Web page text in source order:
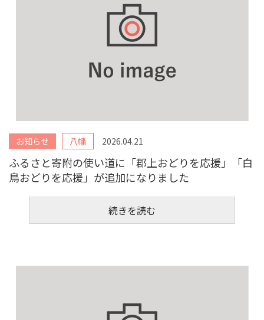
お知らせ 八幡 2026.04.21
ふるさと寄附の使い道に「郡上おどりを応援」「白
鳥おどりを応援」が追加になりました
続きを読む